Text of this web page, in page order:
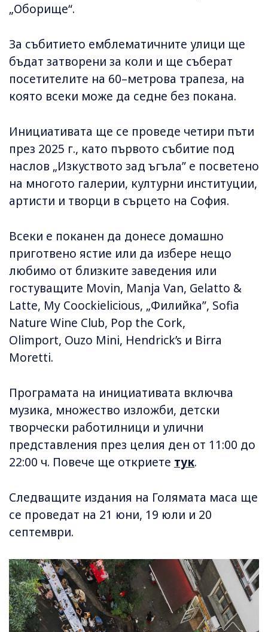
„Оборище“.
За събитието емблематичните улици ще
бъдат затворени за коли и ще съберат
посетителите на 60–метрова трапеза, на
която всеки може да седне без покана.
Инициативата ще се проведе четири пъти
през 2025 г., като първото събитие под
наслов „Изкуството зад ъгъла” е посветено
на многото галерии, културни институции,
артисти и творци в сърцето на София.
Всеки е поканен да донесе домашно
приготвено ястие или да избере нещо
любимо от близките заведения или
гостуващите Мovin, Manja Van, Gelatto &
Latte, My Coockielicious, „Филийка”, Sofia
Nature Wine Club, Pop the Cork,
Olimport, Ouzo Mini, Hendrick’s и Birra
Moretti.
Програмата на инициативата включва
музика, множество изложби, детски
творчески работилници и улични
представления през целия ден от 11:00 до
22:00 ч. Повече ще откриете тук.
Следващите издания на Голямата маса ще
се проведат на 21 юни, 19 юли и 20
септември.